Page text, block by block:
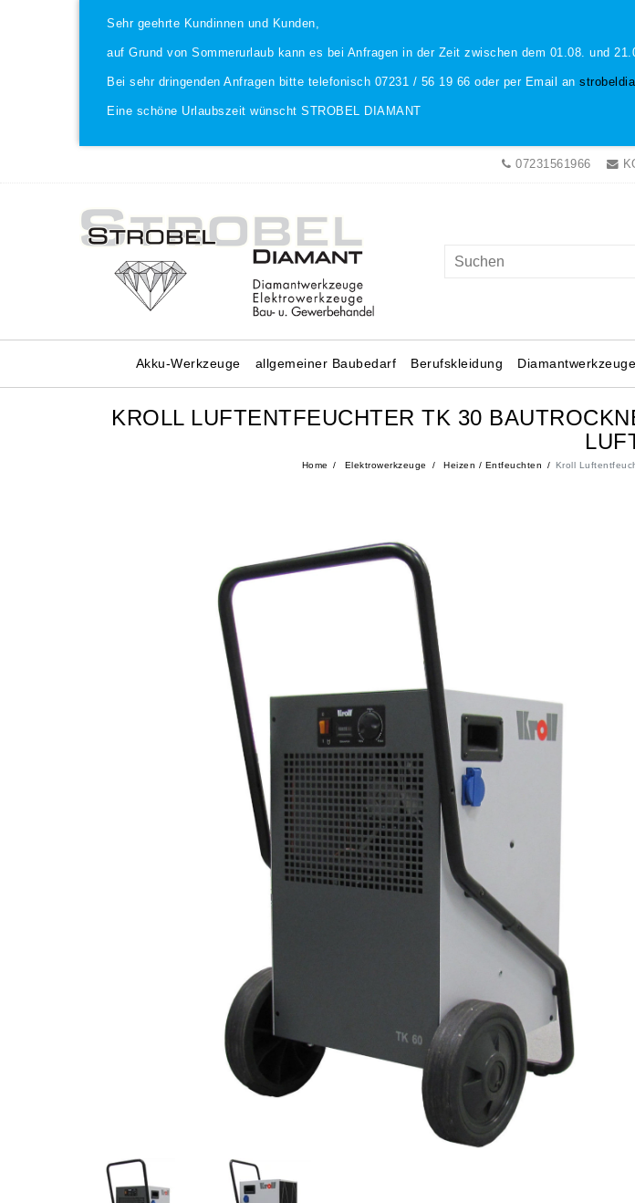
Sehr geehrte Kundinnen und Kunden,
auf Grund von Sommerurlaub kann es bei Anfragen in der Zeit zwischen dem 01.08. und
Bei sehr dringenden Anfragen bitte telefonisch 07231 / 56 19 66 oder per Email an
Eine schöne Urlaubszeit wünscht STROBEL DIAMANT
07231561966
Akku-Werkzeuge allgemeiner Baubedarf Berufskleidung Diamantwerkzeuge
KROLL LUFTENTFEUCHTER TK 30
Home Elektrowerkzeuge Heizen / Entfeuchten Kroll